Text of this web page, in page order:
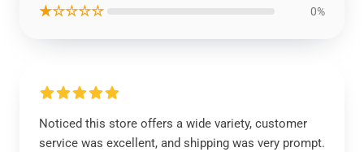
★☆☆☆☆ 0%
Noticed this store offers a wide variety, customer
service was excellent, and shipping was very prompt.